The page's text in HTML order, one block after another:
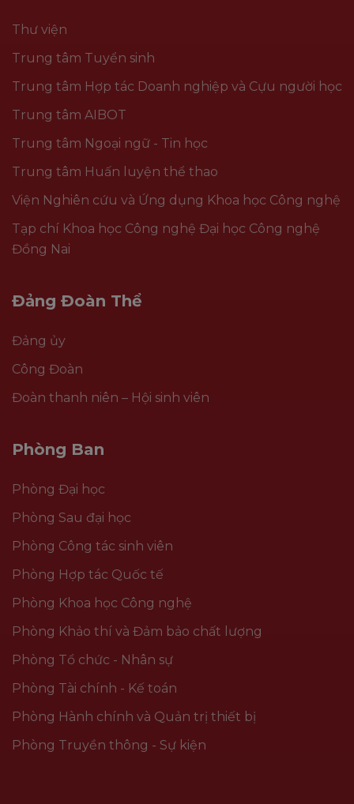
Thư viện
Trung tâm Tuyển sinh
Trung tâm Hợp tác Doanh nghiệp và Cựu người học
Trung tâm AIBOT
Trung tâm Ngoại ngữ - Tin học
Trung tâm Huấn luyện thể thao
Viện Nghiên cứu và Ứng dụng Khoa học Công nghệ
Tạp chí Khoa học Công nghệ Đại học Công nghệ
Đồng Nai
Đảng Đoàn Thể
Đảng ủy
Công Đoàn
Đoàn thanh niên – Hội sinh viên
Phòng Ban
Phòng Đại học
Phòng Sau đại học
Phòng Công tác sinh viên
Phòng Hợp tác Quốc tế
Phòng Khoa học Công nghệ
Phòng Khảo thí và Đảm bảo chất lượng
Phòng Tổ chức - Nhân sự
Phòng Tài chính - Kế toán
Phòng Hành chính và Quản trị thiết bị
Phòng Truyền thông - Sự kiện